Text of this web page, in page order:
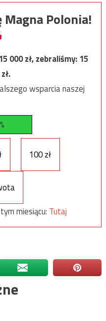
Polonia!
000zł, zebraliśmy:15
zł.
wsparcia naszej
100 zł
miesiącu: Tutaj